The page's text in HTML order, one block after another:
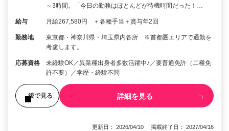
～3時間。「今日の勤務はほとんどが待機時間だった！…
給与 月給267,580円 ＋各種手当＋賞与年2回
勤務地
東京都・神奈川県・埼玉県内各所 ※首都圏エリアで通勤を
考慮します。
応募資格
未経験OK／異業種出身者多数活躍中♪／要普通免許（二種免
許不要）／学歴・経験不問
後で見る 詳細を見る
更新日： 2026/04/10 掲載終了日： 2027/04/16